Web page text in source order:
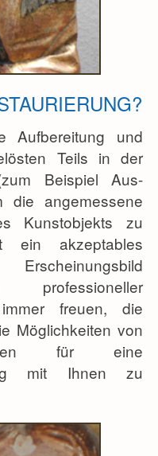
und
Teils in der
Beispiel Aus-
die angemessene
Kunstobjekts zu
ein akzeptables
professioneller
freuen, die
Möglichkeiten von
für eine
mit Ihnen zu